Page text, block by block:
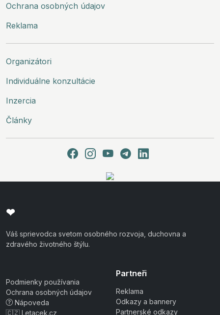
Ochrana osobných údajov
Reklama
Organizátori
Individuálne konzultácie
Inzercia
Články
❤
Váš sprievodca svetom osobného rozvoja, duchovna a
zdravého životného štýlu.
Podmienky používania
Ochrana osobných údajov
Nápoveda
🇨🇿 Letacek.cz
Partneři
Reklama
Odkazy a bannery
Partnerské odkazy